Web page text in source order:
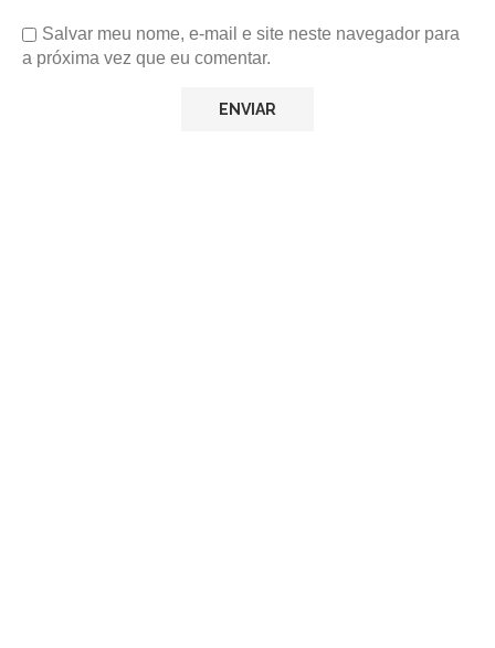
Salvar meu nome, e-mail e site neste navegador para
a próxima vez que eu comentar.